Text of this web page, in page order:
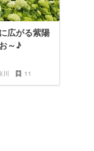
広がる紫陽
～♪
川 11